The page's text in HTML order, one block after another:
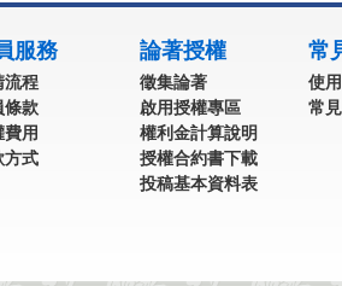
服務
流程
條款
費用
方式
論著授權
徵集論著
啟用授權專區
權利金計算說明
授權合約書下載
投稿基本資料表
常
使
常